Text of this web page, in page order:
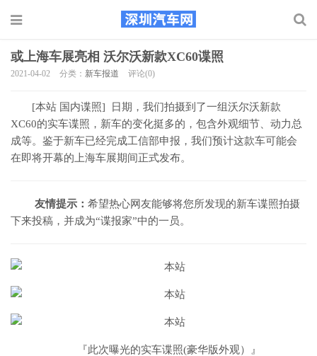
或上海车展亮相 沃尔沃新款XC60谍照
2021-04-02 分类： 新车报道 评论(0)
[本站 国内谍照] 日期，我们拍摄到了一组沃尔沃新款
XC60的实车谍照，新车的变化挺多的，包含外观细节、动力总
成等。鉴于新车已经完成工信部申报，我们预计这款车可能会
在即将开幕的上海车展期间正式发布。
友情提示： 希望热心网友能够将您所发现的新车谍照拍摄
下来投稿，并成为“谍报家”中的一员。
『此次曝光的实车谍照(豪华版外观）』